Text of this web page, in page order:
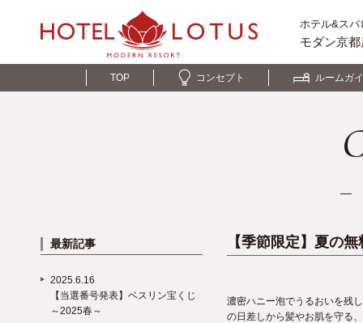
ホテル&スパ
モダン京都
TOP コンセプト ルームガ
―
【季節限定】夏の
濃密ハニー泡でうるおいを残
の日差しから髪やお肌を守る
最新記事
2025.6.16
【当選番号発表】ベスリン宝くじ
～2025春～